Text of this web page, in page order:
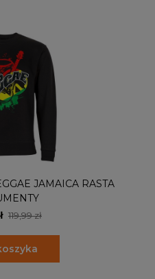
JAMAICA RASTA
119,99 zł